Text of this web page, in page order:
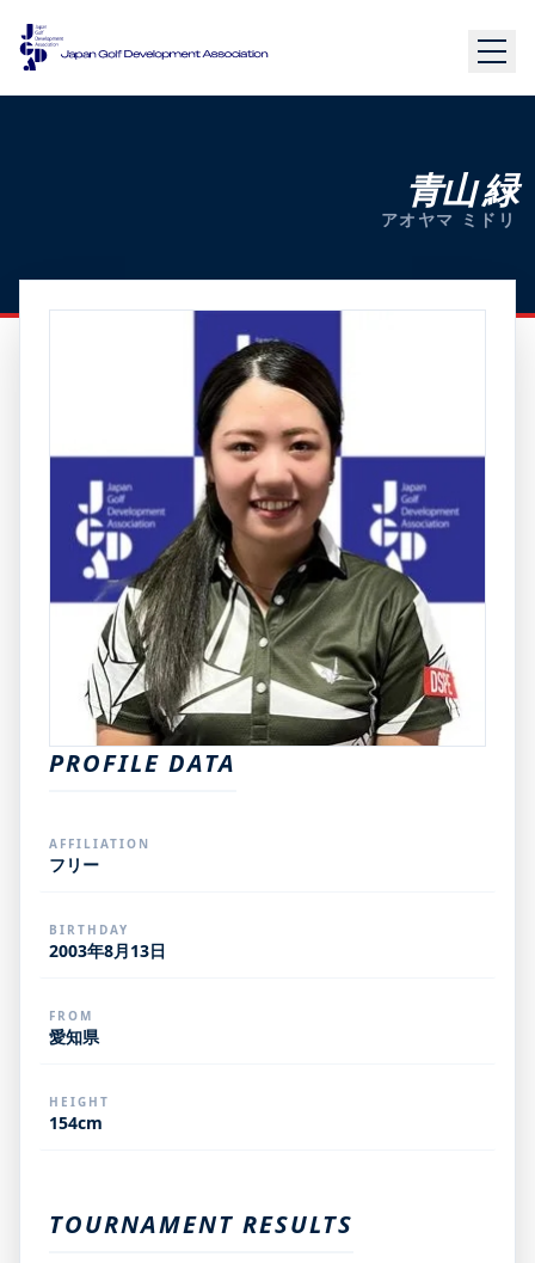
青山 緑
アオヤマ ミドリ
PROFILE DATA
AFFILIATION
フリー
BIRTHDAY
2003年8月13日
FROM
愛知県
HEIGHT
154cm
TOURNAMENT RESULTS